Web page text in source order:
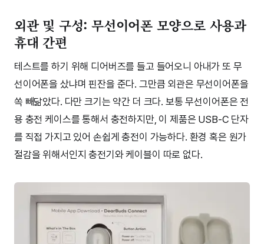
외관 및 구성: 무선이어폰 모양으로 사용과
휴대 간편
테스트를 하기 위해 디어버즈를 들고 들어오니 아내가 또 무
선이어폰을 샀냐며 핀잔을 준다. 그만큼 외관은 무선이어폰을
쏙 빼닮았다. 다만 크기는 약간 더 크다. 보통 무선이어폰은 전
용 충전 케이스를 통해서 충전하지만, 이 제품은 USB-C 단자
를 직접 가지고 있어 손쉽게 충전이 가능하다. 환경 혹은 원가
절감을 위해서인지 충전기와 케이블이 따로 없다.